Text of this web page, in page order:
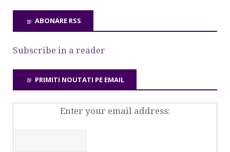
ABONARE RSS
Subscribe in a reader
PRIMITI NOUTATI PE EMAIL
Enter your email address: